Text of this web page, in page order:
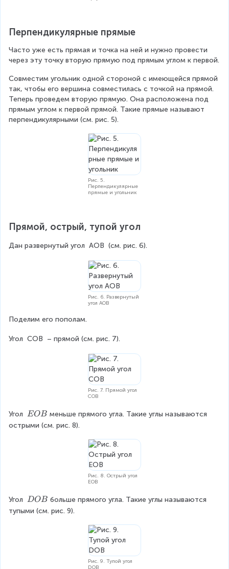
Перпендикулярные прямые
Часто уже есть прямая и точка на ней и нужно провести
через эту точку вторую прямую под прямым углом к первой.
Совместим угольник одной стороной с имеющейся прямой
так, чтобы его вершина совместилась с точкой на прямой.
Теперь проведем вторую прямую. Она расположена под
прямым углом к первой прямой. Такие прямые называют
перпендикулярными (см. рис. 5).
Рис. 5.
Перпендикулярные
прямые и угольник
Прямой, острый, тупой угол
Дан развернутый угол AOB (см. рис. 6).
Рис. 6. Развернутый
угол AOB
Поделим его пополам.
Угол COB – прямой (см. рис. 7).
Рис. 7. Прямой угол
COB
Угол \
\
EOB меньше прямого угла. Такие углы называются
острыми (см. рис. 8).
Рис. 8. Острый угол
ЕОВ
Угол \
\
DOB больше прямого угла. Такие углы называются
тупыми (см. рис. 9).
Рис. 9. Тупой угол
DOB